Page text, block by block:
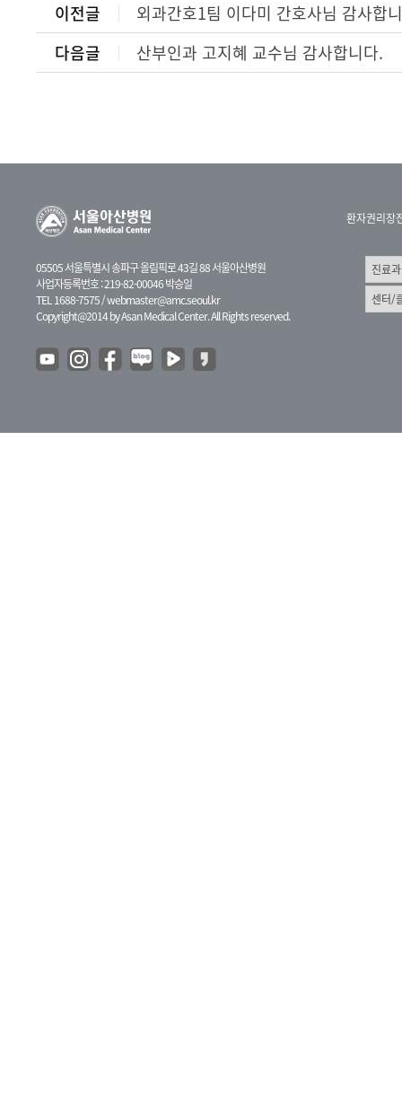
이전글
외과간호1팀 이다미 간호사님 감사합
다음글
산부인과 고지혜 교수님 감사합니다.
05505 서울특별시 송파구 올림픽로 43길 88 서울아산병원
사업자등록번호 : 219-82-00046 박승일
TEL 1688-7575 /webmaster@amc.seoul.kr
Copyright@2014 by Asan Medical Center. All Rights reserved.
환자권리장